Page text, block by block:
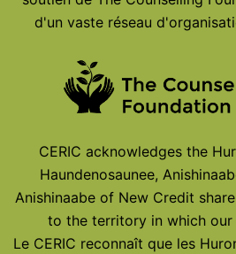
d'un vaste réseau
CERIC acknowledges the
Haundenosaunee,
Anishinaabe of New Credit
to the territory in which
Le CERIC reconnaît que les